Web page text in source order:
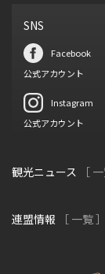
SNS
Facebook
公式アカウント
Instagram
公式アカウント
観光ニュース ［
連盟情報 ［ 一覧 ］